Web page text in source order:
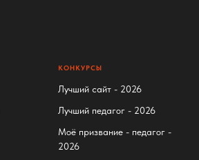
КОНКУРСЫ
Лучший сайт - 2026
Лучший педагог - 2026
Моё призвание - педагог -
2026